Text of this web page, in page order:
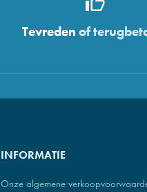
Tevreden of
INFORMATIE
Onze algemene